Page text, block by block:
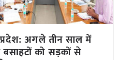
अगले तीन साल में
को सड़कों से